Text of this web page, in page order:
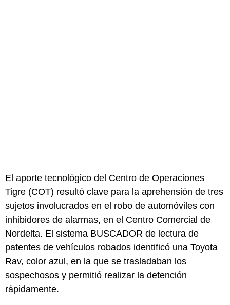
El aporte tecnológico del Centro de Operaciones
Tigre (COT) resultó clave para la aprehensión de tres
sujetos involucrados en el robo de automóviles con
inhibidores de alarmas, en el Centro Comercial de
Nordelta. El sistema BUSCADOR de lectura de
patentes de vehículos robados identificó una Toyota
Rav, color azul, en la que se trasladaban los
sospechosos y permitió realizar la detención
rápidamente.